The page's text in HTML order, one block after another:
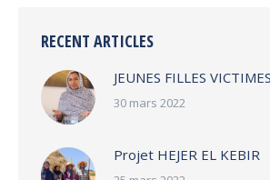
RECENT ARTICLES
JEUNES FILLES
30 mars 2022
Projet HEJER EL KEBIR